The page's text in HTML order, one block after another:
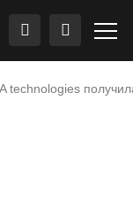
technologies